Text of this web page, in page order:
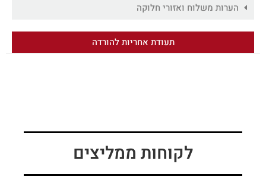
הערות משלוח ואזורי חלוקה
תעודת אחריות להורדה
לקוחות ממליצים